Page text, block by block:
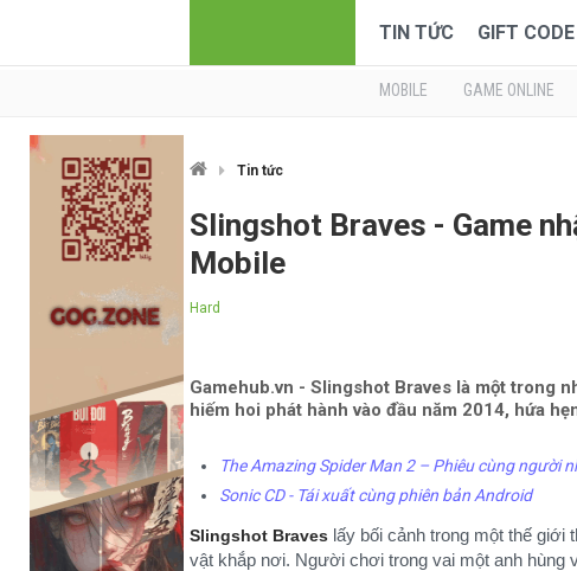
TIN TỨC GIFT CODE
MOBILE GAME ONLINE
Tin tức
Slingshot Braves - Game
Mobile
Hard
Gamehub.vn - Slingshot Braves là một trong
hiếm hoi phát hành vào đầu năm 2014, hứa
The Amazing Spider Man 2 – Phiêu cùng người
Sonic CD - Tái xuất cùng phiên bản Android
Slingshot Braves lấy bối cảnh trong một thế giới
vật khắp nơi. Người chơi trong vai một anh hùng